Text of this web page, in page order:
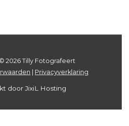
2026 Tilly Fotografeert
| Privacyverklaring
door JixiL Hosting